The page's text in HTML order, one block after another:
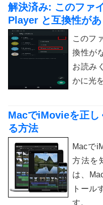
解決済み: このファ
Player と互換性が
このフ
換性が
お読み
かに光
MacでiMovieを正し
る方法
Macで
方法を
は、
トール
す。